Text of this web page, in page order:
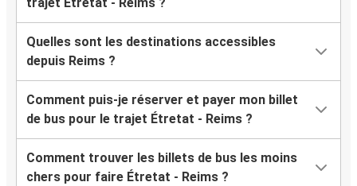
Quelles sont les destinations accessibles
depuis Reims ?
Comment puis-je réserver et payer mon billet
de bus pour le trajet Étretat - Reims ?
Comment trouver les billets de bus les moins
chers pour faire Étretat - Reims ?